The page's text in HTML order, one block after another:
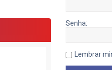
Senha:
Lembrar